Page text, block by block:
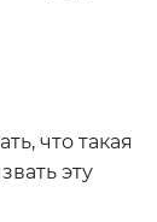
что такая
эту